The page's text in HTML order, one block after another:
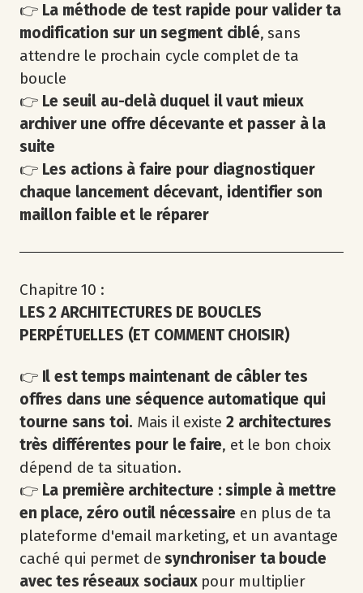
👉 La méthode de test rapide pour valider ta
modification sur un segment ciblé, sans
attendre le prochain cycle complet de ta
boucle
👉 Le seuil au-delà duquel il vaut mieux
archiver une offre décevante et passer à la
suite
👉 Les actions à faire pour diagnostiquer
chaque lancement décevant, identifier son
maillon faible et le réparer
Chapitre 10 :
LES 2 ARCHITECTURES DE BOUCLES
PERPÉTUELLES (ET COMMENT CHOISIR)
👉 Il est temps maintenant de câbler tes
offres dans une séquence automatique qui
tourne sans toi. Mais il existe 2 architectures
très différentes pour le faire, et le bon choix
dépend de ta situation.
👉 La première architecture : simple à mettre
en place, zéro outil nécessaire en plus de ta
plateforme d'email marketing, et un avantage
caché qui permet desynchroniser ta boucle
avec tes réseaux sociauxpour multiplier